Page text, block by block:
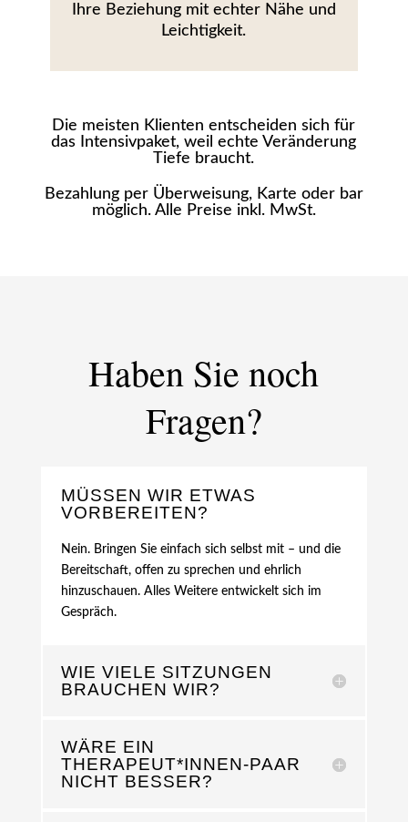
Ihre Beziehung mit echter Nähe und
Leichtigkeit.
Die meisten Klienten entscheiden sich für
das Intensivpaket, weil echte Veränderung
Tiefe braucht.
Bezahlung per Überweisung, Karte oder bar
möglich. Alle Preise inkl. MwSt.
Haben Sie noch
Fragen?
MÜSSEN WIR ETWAS
VORBEREITEN?
Nein. Bringen Sie einfach sich selbst mit – und die
Bereitschaft, offen zu sprechen und ehrlich
hinzuschauen. Alles Weitere entwickelt sich im
Gespräch.
WIE VIELE SITZUNGEN
BRAUCHEN WIR?
WÄRE EIN
THERAPEUT*INNEN-PAAR
NICHT BESSER?